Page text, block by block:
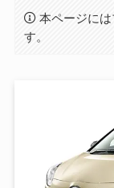
本ページに
す。